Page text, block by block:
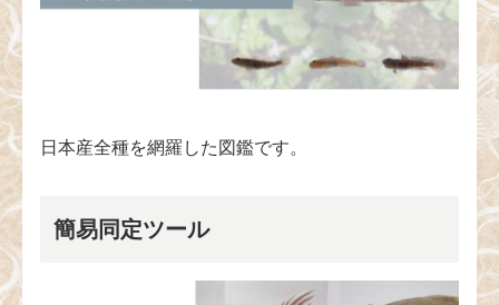
日本産全種を網羅した図鑑です。
簡易同定ツール